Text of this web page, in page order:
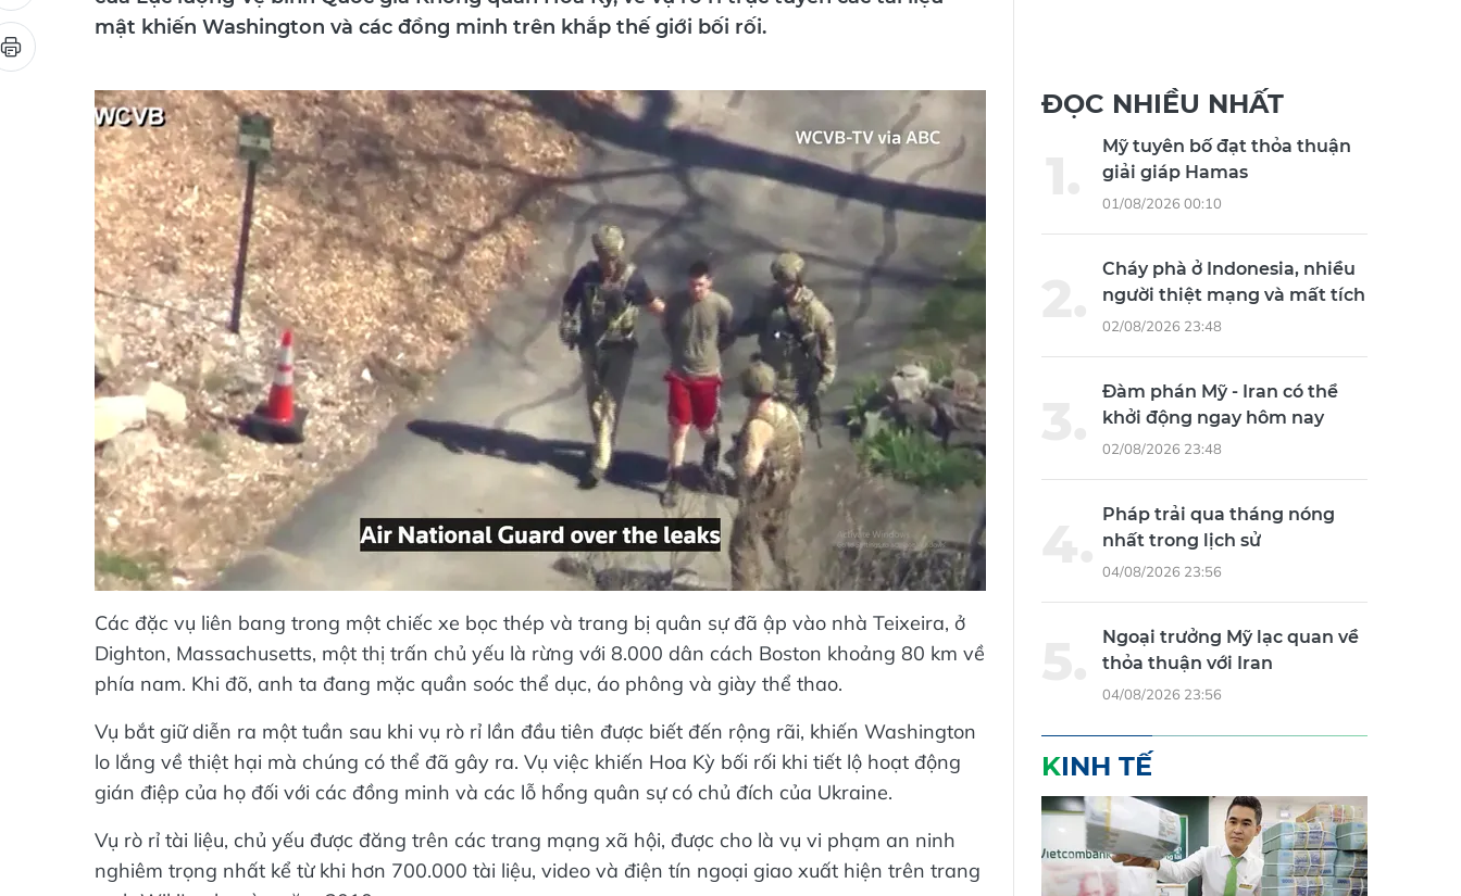
của Lực lượng Vệ binh Quốc gia Không quân Hoa Kỳ, về vụ rò rỉ trực tuyến các tài liệu
mật khiến Washington và các đồng minh trên khắp thế giới bối rối.
Các đặc vụ liên bang trong một chiếc xe bọc thép và trang bị quân sự đã ập vào nhà Teixeira, ở
Dighton, Massachusetts, một thị trấn chủ yếu là rừng với 8.000 dân cách Boston khoảng 80 km về
phía nam. Khi đõ, anh ta đang mặc quần soóc thể dục, áo phông và giày thể thao.
Vụ bắt giữ diễn ra một tuần sau khi vụ rò rỉ lần đầu tiên được biết đến rộng rãi, khiến Washington
lo lắng về thiệt hại mà chúng có thể đã gây ra. Vụ việc khiến Hoa Kỳ bối rối khi tiết lộ hoạt động
gián điệp của họ đối với các đồng minh và các lỗ hổng quân sự có chủ đích của Ukraine.
Vụ rò rỉ tài liệu, chủ yếu được đăng trên các trang mạng xã hội, được cho là vụ vi phạm an ninh
nghiêm trọng nhất kể từ khi hơn 700.000 tài liệu, video và điện tín ngoại giao xuất hiện trên trang
ĐỌC NHIỀU NHẤT
Mỹ tuyên bố đạt thỏa thuận
giải giáp Hamas
01/08/2026 00:10
Cháy phà ở Indonesia, nhiều
người thiệt mạng và mất tích
02/08/2026 23:48
Đàm phán Mỹ - Iran có thể
khởi động ngay hôm nay
02/08/2026 23:48
Pháp trải qua tháng nóng
nhất trong lịch sử
04/08/2026 23:56
Ngoại trưởng Mỹ lạc quan về
thỏa thuận với Iran
04/08/2026 23:56
KINH TẾ